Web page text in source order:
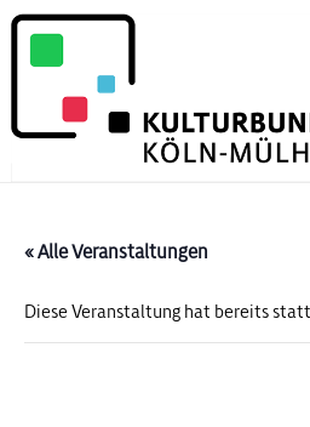
« Alle Veranstaltungen
Diese Veranstaltung hat bereits